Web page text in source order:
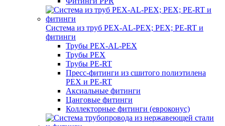
Система из труб PEX-AL-PEX; PEX; PE-RT и
фитинги
Трубы PEX-AL-PEX
Трубы PEX
Трубы PE-RT
Пресс-фитинги из сшитого полиэтилена
PEX и PE-RT
Аксиальные фитинги
Цанговые фитинги
Коллекторные фитинги (евроконус)